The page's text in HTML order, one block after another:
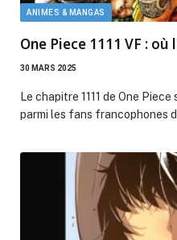
ANIMES & MANGAS
One Piece 1111 VF : où
30 MARS 2025
Le chapitre 1111 de One
parmi les fans francophones